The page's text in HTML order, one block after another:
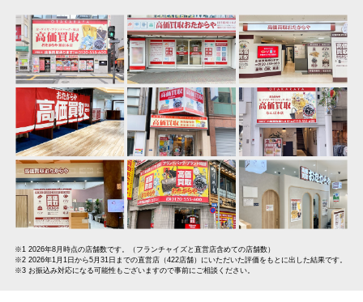
※1 2026年8月時点の店舗数です。（フランチャイズと直営店含めての店舗数）
※2 2026年1月1日から5月31日までの直営店（422店舗）にいただいた評価をもとに出した結果です。
※3 お振込み対応になる可能性もございますので事前にご相談ください。